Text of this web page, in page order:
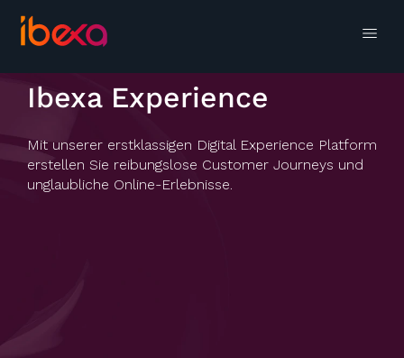
Ibexa Experience
Mit unserer erstklassigen Digital Experience Platform
erstellen Sie reibungslose Customer Journeys und
unglaubliche Online-Erlebnisse.